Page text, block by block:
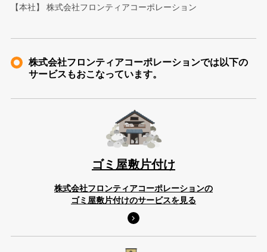
【本社】 株式会社フロンティアコーポレーション
株式会社フロンティアコーポレーションでは以下の
サービスもおこなっています。
ゴミ屋敷片付け
株式会社フロンティアコーポレーションの
ゴミ屋敷片付けのサービスを見る